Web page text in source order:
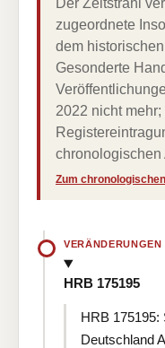
Der Zeitstrahl
zugeordnete
dem
Gesonderte
2022 nicht
chronologischen
Zum
VERÄNDERUNGEN
HRB 175195
HRB 175195:
Deutschland